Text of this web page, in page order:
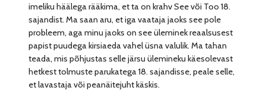
imeliku häälega rääkima, et ta on krahv See või Too 18.
sajandist. Ma saan aru, et iga vaataja jaoks see pole
probleem, aga minu jaoks on see üleminek reaalsusest
papist puudega kirsiaeda vahel üsna valulik. Ma tahan
teada, mis põhjustas selle järsu ülemineku käesolevast
hetkest tolmuste parukatega 18. sajandisse, peale selle,
et lavastaja või peanäitejuht käskis.